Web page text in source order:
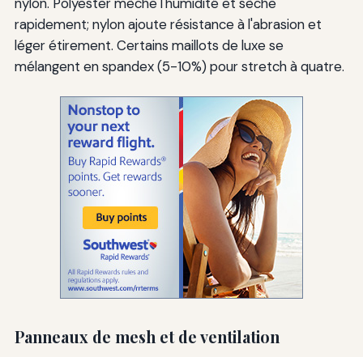
rapidement; nylon ajoute résistance à l'abrasion et
léger étirement. Certains maillots de luxe se
mélangent en spandex (5-10%) pour stretch à quatre.
Panneaux de mesh et de ventilation